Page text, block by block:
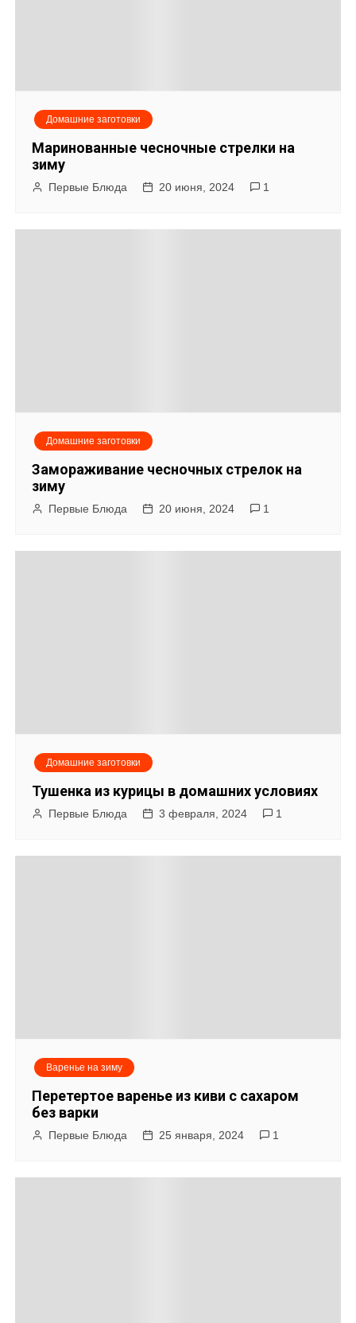
м
Домашние заготовки
Маринованные чесночные стрелки на
зиму
Первые Блюда 20 июня, 2024 1
Домашние заготовки
Замораживание чесночных стрелок на
зиму
Первые Блюда 20 июня, 2024 1
Домашние заготовки
Тушенка из курицы в домашних условиях
Первые Блюда 3 февраля, 2024 1
Варенье на зиму
Перетертое варенье из киви с сахаром
без варки
Первые Блюда 25 января, 2024 1